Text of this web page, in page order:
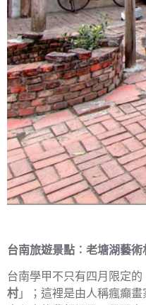
台南旅遊景點︰老塘湖藝術
台南學甲不只有四月限定的
村 」；這裡是由人稱瘋癲畫